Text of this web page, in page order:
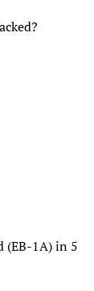
(EB-1A) in 5